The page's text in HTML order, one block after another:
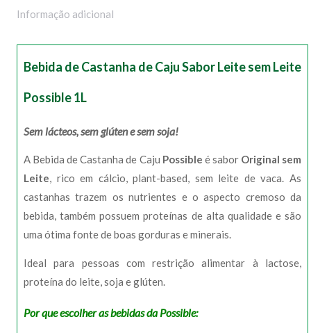
Informação adicional
Bebida de Castanha de Caju Sabor Leite sem Leite
Possible 1L
Sem lácteos, sem glúten e sem soja!
A Bebida de Castanha de Caju Possible é sabor Original sem
Leite , rico em cálcio, plant-based, sem leite de vaca. As
castanhas trazem os nutrientes e o aspecto cremoso da
bebida, também possuem proteínas de alta qualidade e são
uma ótima fonte de boas gorduras e minerais.
Ideal para pessoas com restrição alimentar à lactose,
proteína do leite, soja e glúten.
Por que escolher as bebidas da Possible: